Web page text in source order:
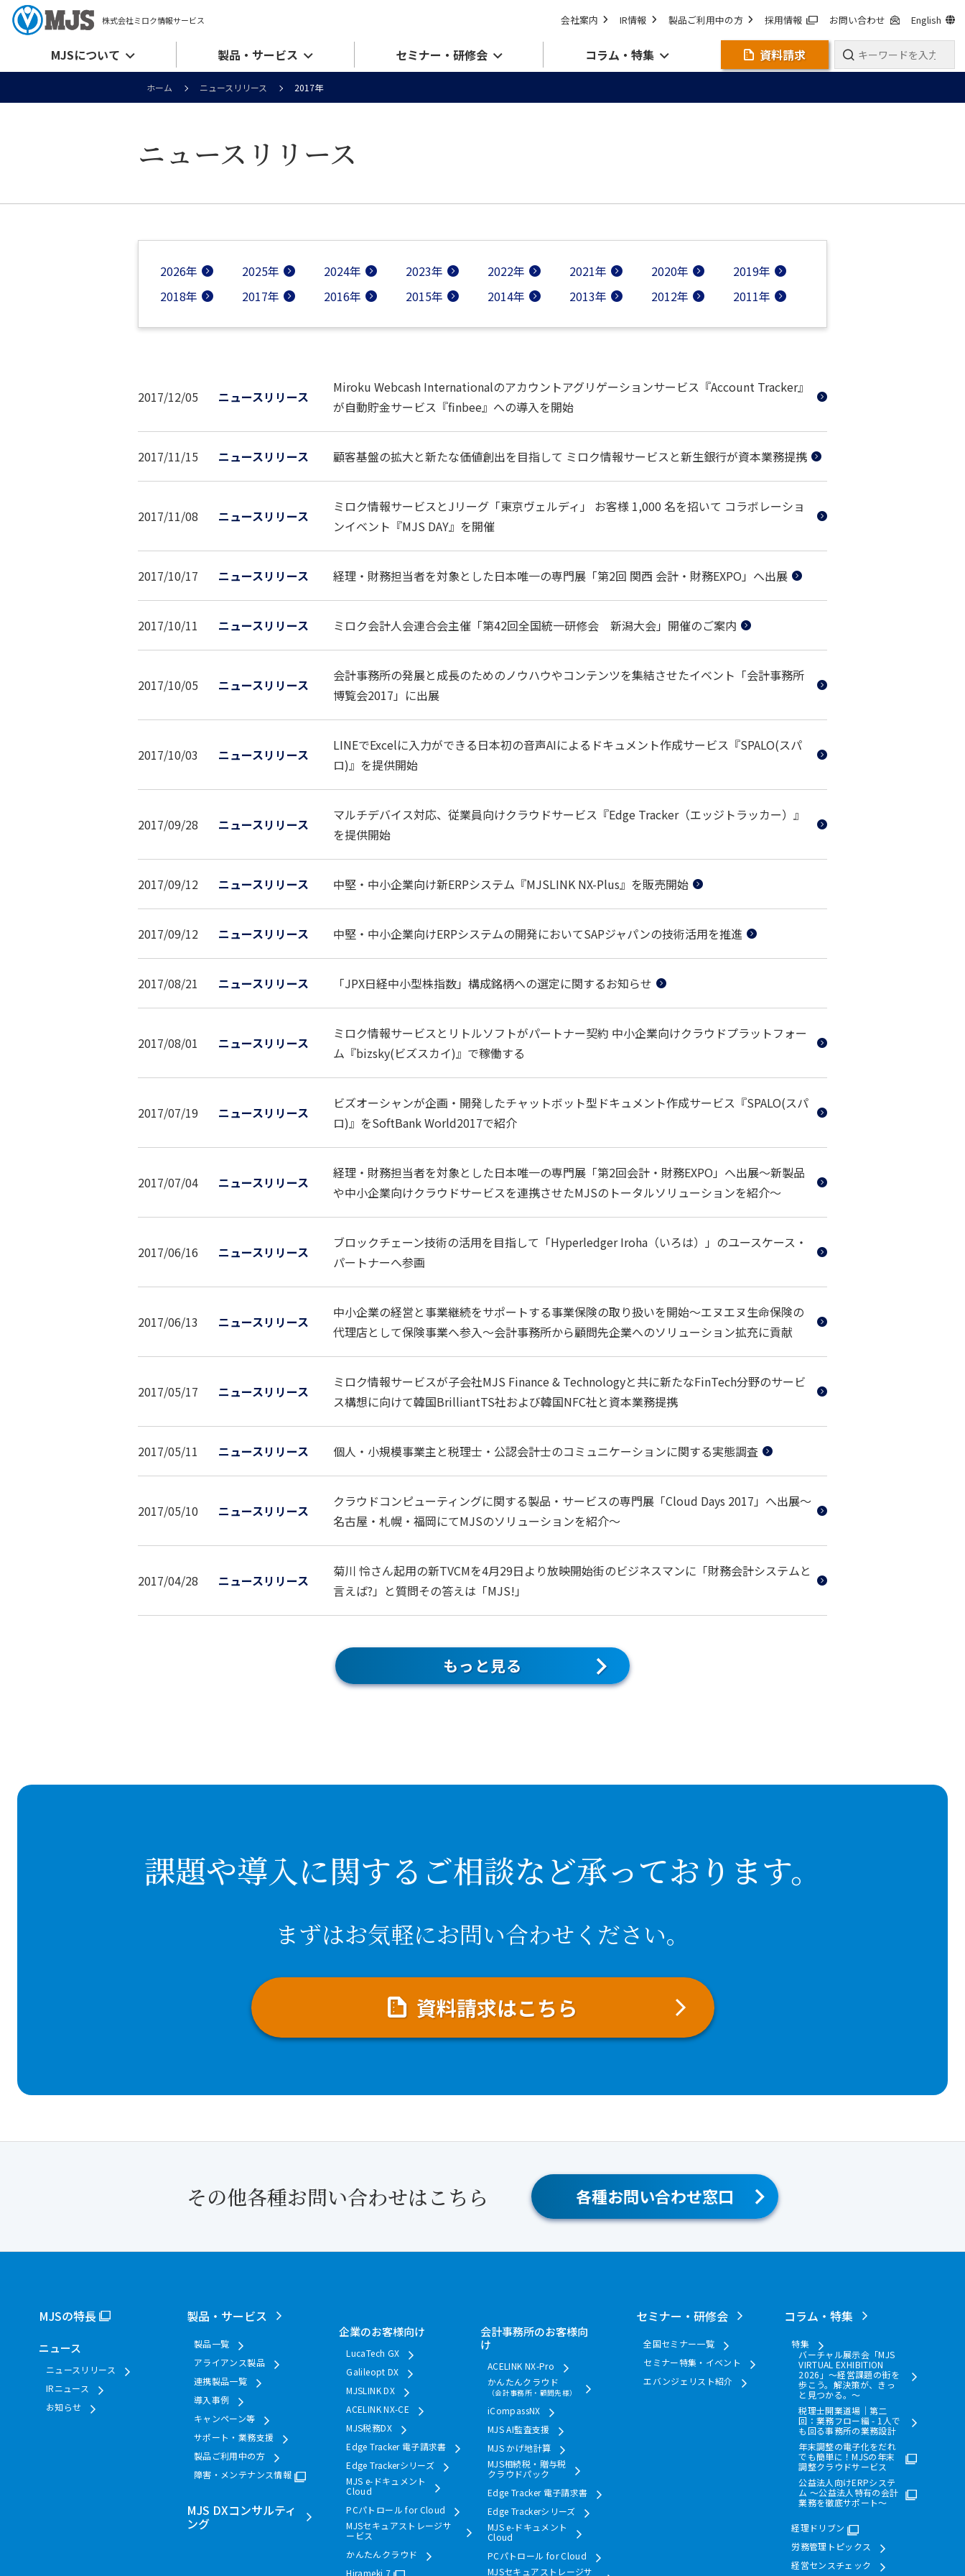
株式会社ミロク情報サービス 会社案内 IR情報 製品ご利用中の方 採用情報 お問い合わせ English
MJSについて 製品・サービス セミナー・研修会 コラム・特集 資料請求
ホーム ニュースリリース 2017年
ニュースリリース
2026年 2025年 2024年 2023年 2022年 2021年 2020年
2019年
2018年
2017年 2016年 2015年 2014年 2013年 2012年 2011年
2017/12/05 ニュースリリース
Miroku Webcash Internationalのアカウントアグリゲーションサービス『Account Tracker』
が自動貯金サービス『finbee』への導入を開始
2017/11/15 ニュースリリース 顧客基盤の拡大と新たな価値創出を目指して ミロク情報サービスと新生銀行が資本業務提携
2017/11/08 ニュースリリース
ミロク情報サービスとJリーグ「東京ヴェルディ」 お客様 1,000 名を招いて コラボレーショ
ンイベント『MJS DAY』を開催
2017/10/17 ニュースリリース 経理・財務担当者を対象とした日本唯一の専門展「第2回 関西 会計・財務EXPO」へ出展
2017/10/11 ニュースリリース ミロク会計人会連合会主催「第42回全国統一研修会 新潟大会」開催のご案内
2017/10/05 ニュースリリース
会計事務所の発展と成長のためのノウハウやコンテンツを集結させたイベント「会計事務所
博覧会2017」に出展
2017/10/03 ニュースリリース
LINEでExcelに入力ができる日本初の音声AIによるドキュメント作成サービス『SPALO(スパ
ロ)』を提供開始
2017/09/28 ニュースリリース
マルチデバイス対応、従業員向けクラウドサービス『Edge Tracker（エッジトラッカー）』
を提供開始
2017/09/12 ニュースリリース 中堅・中小企業向け新ERPシステム『MJSLINK NX-Plus』を販売開始
2017/09/12 ニュースリリース 中堅・中小企業向けERPシステムの開発においてSAPジャパンの技術活用を推進
2017/08/21 ニュースリリース 「JPX日経中小型株指数」構成銘柄への選定に関するお知らせ
2017/08/01 ニュースリリース
ミロク情報サービスとリトルソフトがパートナー契約 中小企業向けクラウドプラットフォー
ム『bizsky(ビズスカイ)』で稼働する
2017/07/19 ニュースリリース
ビズオーシャンが企画・開発したチャットボット型ドキュメント作成サービス『SPALO(スパ
ロ)』をSoftBank World2017で紹介
2017/07/04 ニュースリリース
経理・財務担当者を対象とした日本唯一の専門展「第2回会計・財務EXPO」へ出展～新製品
や中小企業向けクラウドサービスを連携させたMJSのトータルソリューションを紹介～
2017/06/16 ニュースリリース
ブロックチェーン技術の活用を目指して「Hyperledger Iroha（いろは）」のユースケース・
パートナーへ参画
2017/06/13 ニュースリリース
中小企業の経営と事業継続をサポートする事業保険の取り扱いを開始～エヌエヌ生命保険の
代理店として保険事業へ参入～会計事務所から顧問先企業へのソリューション拡充に貢献
2017/05/17 ニュースリリース
ミロク情報サービスが子会社MJS Finance & Technologyと共に新たなFinTech分野のサービ
ス構想に向けて韓国BrilliantTS社および韓国NFC社と資本業務提携
2017/05/11 ニュースリリース 個人・小規模事業主と税理士・公認会計士のコミュニケーションに関する実態調査
2017/05/10 ニュースリリース
クラウドコンピューティングに関する製品・サービスの専門展「Cloud Days 2017」へ出展～
名古屋・札幌・福岡にてMJSのソリューションを紹介～
2017/04/28 ニュースリリース
菊川 怜さん起用の新TVCMを4月29日より放映開始街のビジネスマンに「財務会計システムと
言えば?」と質問その答えは「MJS!」
もっと見る
課題や導入に関するご相談など承っております。
まずはお気軽にお問い合わせください。
資料請求はこちら
その他各種お問い合わせはこちら 各種お問い合わせ窓口
MJSの特長
ニュース
ニュースリリース
IRニュース
お知らせ
製品・サービス
製品一覧
アライアンス製品
連携製品一覧
導入事例
キャンペーン等
サポート・業務支援
製品ご利用中の方
障害・メンテナンス情報
MJS DXコンサルティ
ング
企業のお客様向け
LucaTech GX
Galileopt DX
MJSLINK DX
ACELINK NX-CE
MJS税務DX
Edge Tracker 電子請求書
Edge Trackerシリーズ
MJS e-ドキュメント
Cloud
PCパトロール for Cloud
MJSセキュアストレージサ
ービス
かんたんクラウド
Hirameki 7
会計事務所のお客様向
け
ACELINK NX-Pro
かんたんクラウド
（会計事務所・顧問先様）
iCompassNX
MJS AI監査支援
MJS かげ地計算
MJS相続税・贈与税
クラウドパック
Edge Tracker 電子請求書
Edge Trackerシリーズ
MJS e-ドキュメント
Cloud
PCパトロール for Cloud
MJSセキュアストレージサ
セミナー・研修会
全国セミナー一覧
セミナー特集・イベント
エバンジェリスト紹介
コラム・特集
特集
バーチャル展示会「MJS
VIRTUAL EXHIBITION
2026」～経営課題の街を
歩こう。解決策が、きっ
と見つかる。～
税理士開業道場｜第二
回：業務フロー編 - 1人で
も回る事務所の業務設計
年末調整の電子化をだれ
でも簡単に！MJSの年末
調整クラウドサービス
公益法人向けERPシステ
ム ～公益法人特有の会計
業務を徹底サポート～
経理ドリブン
労務管理トピックス
経営センスチェック